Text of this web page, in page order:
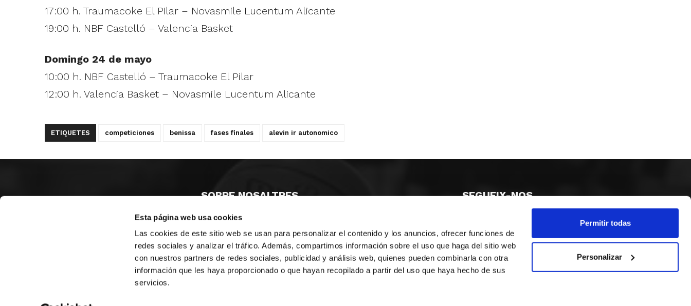
Esta página web usa cookies
Las cookies de este sitio web se usan para personalizar el contenido y los anuncios, ofrecer funciones de
redes sociales y analizar el tráfico. Además, compartimos información sobre el uso que haga del sitio web
con nuestros partners de redes sociales, publicidad y análisis web, quienes pueden combinarla con otra
información que les haya proporcionado o que hayan recopilado a partir del uso que haya hecho de sus
servicios.
Permitir todas
Personalizar
17:00 h. Traumacoke El Pilar – Novasmile Lucentum Alicante
19:00 h. NBF Castelló – Valencia Basket
Domingo 24 de mayo
10:00 h. NBF Castelló – Traumacoke El Pilar
12:00 h. Valencia Basket – Novasmile Lucentum Alicante
ETIQUETES competiciones benissa fases finales alevin ir autonomico
SOBRE NOSALTRES
CASTELLÓ
VALÈNCIA
MONESTIR DE POBLET 14 1ª 3º
ALACANT
CIUDAD DE MATANZAS 12
fbcv@fbcv.es
SEGUEIX-NOS